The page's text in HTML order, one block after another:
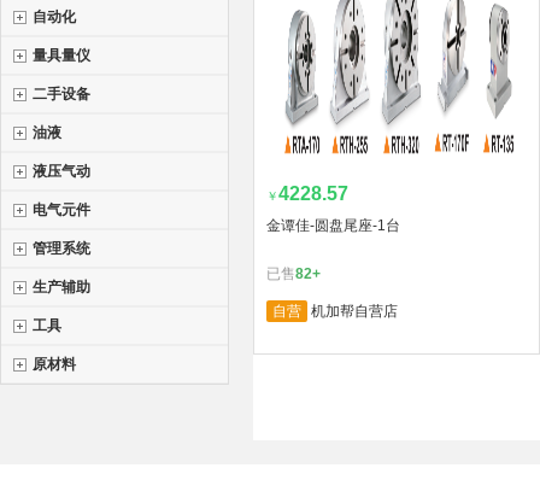
自动化
量具量仪
二手设备
油液
液压气动
电气元件
管理系统
生产辅助
工具
原材料
￥4228.57
金谭佳-圆盘尾座-1台
已售82+
自营 机加帮自营店